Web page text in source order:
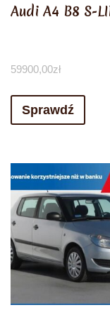
Audi A4 B8 S-
59900,00zł
Sprawdź